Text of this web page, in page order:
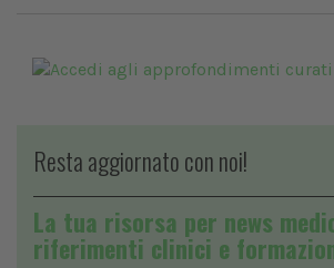
Resta aggiornato con noi!
La tua risorsa per news
riferimenti clinici e